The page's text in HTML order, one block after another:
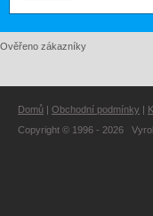
Ověřeno zákazníky
Domů | Obchodní podmínky |
Copyright © 1996 - 2026